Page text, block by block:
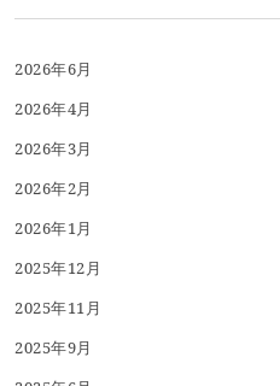
2026年6月
2026年4月
2026年3月
2026年2月
2026年1月
2025年12月
2025年11月
2025年9月